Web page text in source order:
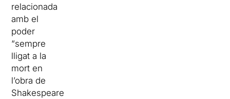
relacionada
amb el
poder
“sempre
lligat a la
mort en
l’obra de
Shakespeare”